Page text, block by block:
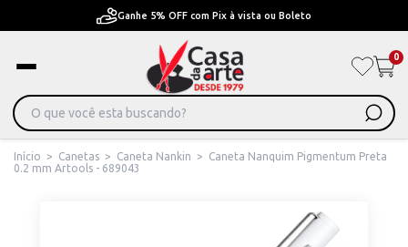
Pague em Até 6x sem juros ou ate
0
Início > Canetas > Caneta Nankin >
Caneta Nanquim Pigmentum Preta
0.2 mm Artools - 689043